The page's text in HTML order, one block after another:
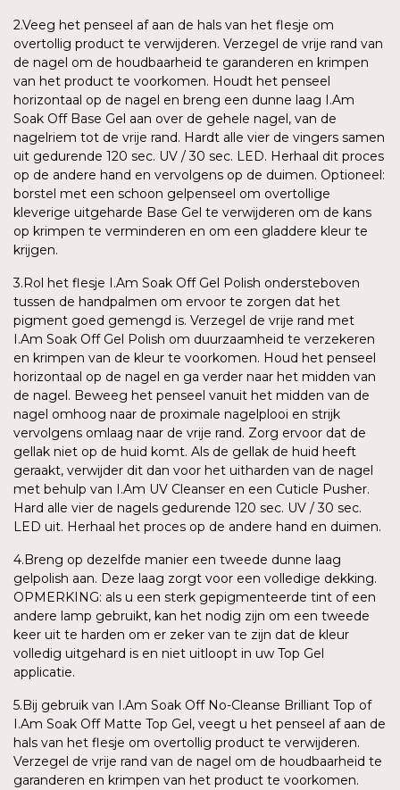
2.Veeg het penseel af aan de hals van het flesje om
overtollig product te verwijderen. Verzegel de vrije rand van
de nagel om de houdbaarheid te garanderen en krimpen
van het product te voorkomen. Houdt het penseel
horizontaal op de nagel en breng een dunne laag I.Am
Soak Off Base Gel aan over de gehele nagel, van de
nagelriem tot de vrije rand. Hardt alle vier de vingers samen
uit gedurende 120 sec. UV / 30 sec. LED. Herhaal dit proces
op de andere hand en vervolgens op de duimen. Optioneel:
borstel met een schoon gelpenseel om overtollige
kleverige uitgeharde Base Gel te verwijderen om de kans
op krimpen te verminderen en om een gladdere kleur te
krijgen.
3.Rol het flesje I.Am Soak Off Gel Polish ondersteboven
tussen de handpalmen om ervoor te zorgen dat het
pigment goed gemengd is. Verzegel de vrije rand met
I.Am Soak Off Gel Polish om duurzaamheid te verzekeren
en krimpen van de kleur te voorkomen. Houd het penseel
horizontaal op de nagel en ga verder naar het midden van
de nagel. Beweeg het penseel vanuit het midden van de
nagel omhoog naar de proximale nagelplooi en strijk
vervolgens omlaag naar de vrije rand. Zorg ervoor dat de
gellak niet op de huid komt. Als de gellak de huid heeft
geraakt, verwijder dit dan voor het uitharden van de nagel
met behulp van I.Am UV Cleanser en een Cuticle Pusher.
Hard alle vier de nagels gedurende 120 sec. UV / 30 sec.
LED uit. Herhaal het proces op de andere hand en duimen.
4.Breng op dezelfde manier een tweede dunne laag
gelpolish aan. Deze laag zorgt voor een volledige dekking.
OPMERKING: als u een sterk gepigmenteerde tint of een
andere lamp gebruikt, kan het nodig zijn om een tweede
keer uit te harden om er zeker van te zijn dat de kleur
volledig uitgehard is en niet uitloopt in uw Top Gel
applicatie.
5.Bij gebruik van I.Am Soak Off No-Cleanse Brilliant Top of
I.Am Soak Off Matte Top Gel, veegt u het penseel af aan de
hals van het flesje om overtollig product te verwijderen.
Verzegel de vrije rand van de nagel om de houdbaarheid te
garanderen en krimpen van het product te voorkomen.